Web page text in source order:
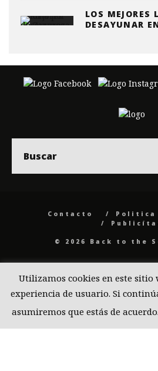
LOS MEJORES
DESAYUNAR
Contacto
Politica
© 2026 Back to the
Utilizamos cookies en este
experiencia de usuario. Si
asumiremos que estás de acuerdo.